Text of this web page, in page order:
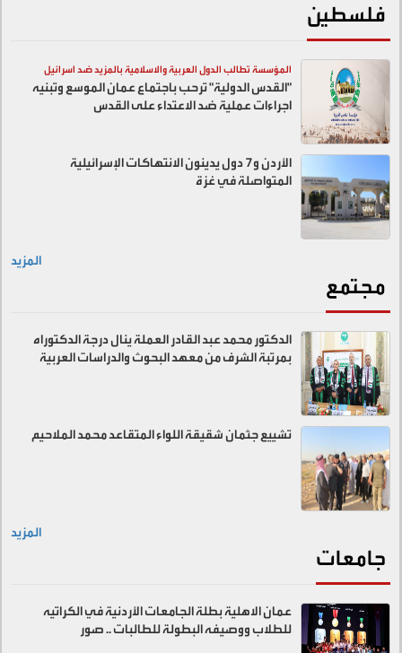
فلسطين
المؤسسة تطالب الدول العربية والاسلامية بالمزيد ضد اسرائيل
"القدس الدولية" ترحب باجتماع عمان الموسع وتبنيه
اجراءات عملية ضد الاعتداء على القدس
الأردن و7 دول يدينون الانتهاكات الإسرائيلية
المتواصلة في غزة
المزيد
مجتمع
الدكتور محمد عبد القادر العملة ينال درجة الدكتوراه
بمرتبة الشرف من معهد البحوث والدراسات العربية
تشييع جثمان شقيقة اللواء المتقاعد محمد الملاحيم
المزيد
جامعات
عمان الاهلية بطلة الجامعات الأردنية في الكراتيه
للطلاب ووصيفه البطولة للطالبات .. صور